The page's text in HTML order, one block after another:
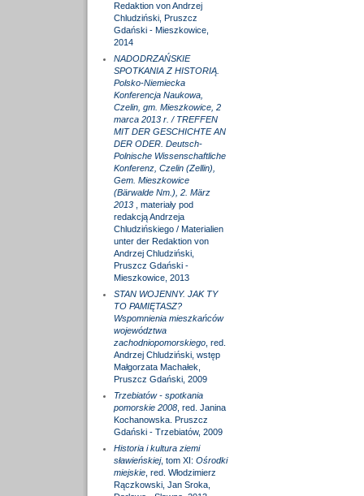
Redaktion von Andrzej
Chludziński, Pruszcz
Gdański - Mieszkowice,
2014
NADODRZAŃSKIE
SPOTKANIA Z HISTORIĄ.
Polsko-Niemiecka
Konferencja Naukowa,
Czelin, gm. Mieszkowice, 2
marca 2013 r. / TREFFEN
MIT DER GESCHICHTE AN
DER ODER. Deutsch-
Polnische Wissenschaftliche
Konferenz, Czelin (Zellin),
Gem. Mieszkowice
(Bärwalde Nm.), 2. März
2013
, materiały pod
redakcją Andrzeja
Chludzińskiego / Materialien
unter der Redaktion von
Andrzej Chludziński,
Pruszcz Gdański -
Mieszkowice, 2013
STAN WOJENNY. JAK TY
TO PAMIĘTASZ?
Wspomnienia mieszkańców
województwa
zachodniopomorskiego, red.
Andrzej Chludziński, wstęp
Małgorzata Machałek,
Pruszcz Gdański, 2009
Trzebiatów - spotkania
pomorskie 2008, red. Janina
Kochanowska. Pruszcz
Gdański - Trzebiatów, 2009
Historia i kultura ziemi
sławieńskiej, tom XI: Ośrodki
miejskie, red. Włodzimierz
Rączkowski, Jan Sroka,